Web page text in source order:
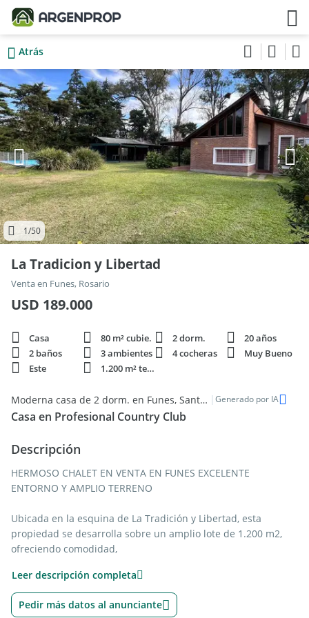
Atrás
1/50
La Tradicion y Libertad
Venta en Funes, Rosario
USD 189.000
Casa 80 m² cubie. 2 dorm.
20 años
2 baños
3 ambientes 4 cocheras
Muy Bueno
Este
1.200 m² terren.
Moderna casa de 2 dorm. en Funes, Santa Fe - Venta | Generado por IA
Casa en Profesional Country Club
Descripción
HERMOSO CHALET EN VENTA EN FUNES EXCELENTE
ENTORNO Y AMPLIO TERRENO
Ubicada en la esquina de La Tradición y Libertad, esta
propiedad se desarrolla sobre un amplio lote de 1.200 m2,
ofreciendo comodidad,
funcionalidad y espacios ideales para disfrutar en familia, así
como también proyectar una ampliación a futuro.
Leer descripción completa
Pedir más datos al anunciante